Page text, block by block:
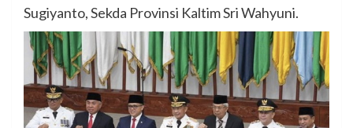
Sugiyanto, Sekda Provinsi Kaltim Sri Wahyuni.